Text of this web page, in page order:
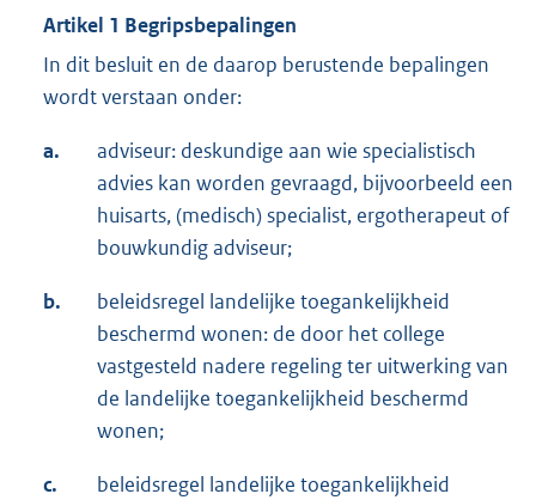
Artikel 1 Begripsbepalingen
In dit besluit en de daarop berustende bepalingen
wordt verstaan onder:
a.
adviseur: deskundige aan wie specialistisch
advies kan worden gevraagd, bijvoorbeeld een
huisarts, (medisch) specialist, ergotherapeut of
bouwkundig adviseur;
b.
beleidsregel landelijke toegankelijkheid
beschermd wonen: de door het college
vastgesteld nadere regeling ter uitwerking van
de landelijke toegankelijkheid beschermd
wonen;
c.
beleidsregel landelijke toegankelijkheid